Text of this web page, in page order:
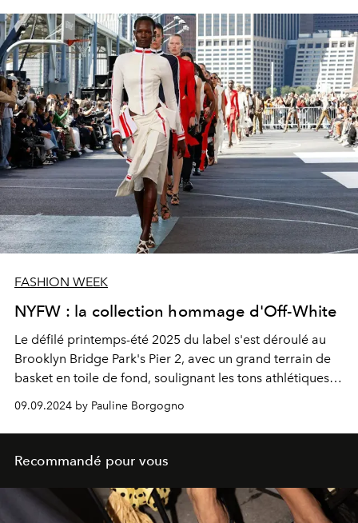
FASHION WEEK
NYFW : la collection hommage d'Off-White
Le défilé printemps-été 2025 du label s'est déroulé au
Brooklyn Bridge Park's Pier 2, avec un grand terrain de
basket en toile de fond, soulignant les tons athlétiques
de la collection.
09.09.2024 by Pauline Borgogno
Recommandé pour vous